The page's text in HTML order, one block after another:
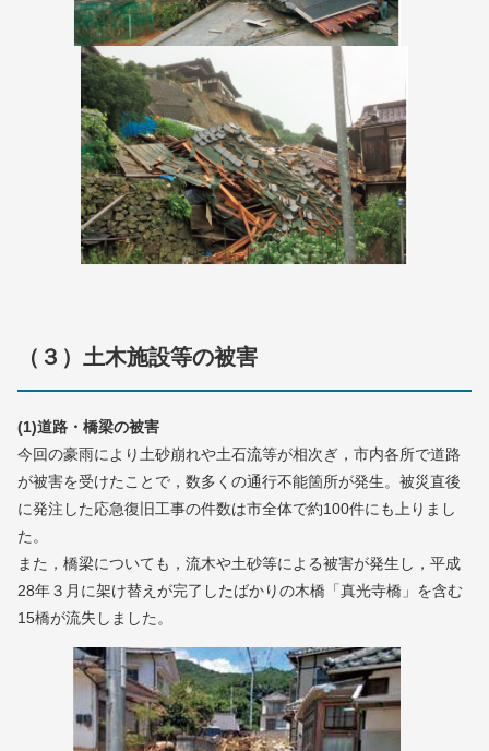
（３）土木施設等の被害
(1)道路・橋梁の被害
今回の豪雨により土砂崩れや土石流等が相次ぎ，市内各所で道路
が被害を受けたことで，数多くの通行不能箇所が発生。被災直後
に発注した応急復旧工事の件数は市全体で約100件にも上りまし
た。
また，橋梁についても，流木や土砂等による被害が発生し，平成
28年３月に架け替えが完了したばかりの木橋「真光寺橋」を含む
15橋が流失しました。